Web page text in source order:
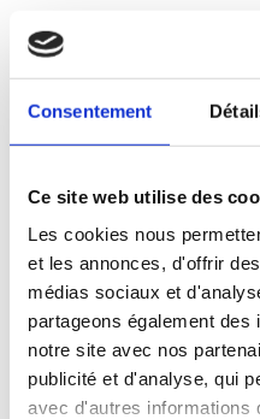
Consentement
Ce site web utilise des
Les cookies nous
et les annonces, d'offrir
médias sociaux et
partageons également
notre site avec nos
publicité et d'analyse, qui
avec d'autres informations
maisons
3.
Coval Construction se
envers l’innovation.
durables et des